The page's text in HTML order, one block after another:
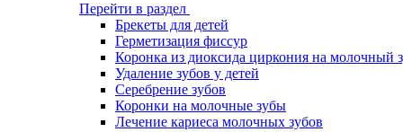
Перейти в раздел
Брекеты для детей
Герметизация фиссур
Коронка из диоксида циркония на молочный
Удаление зубов у детей
Серебрение зубов
Коронки на молочные зубы
Лечение кариеса молочных зубов